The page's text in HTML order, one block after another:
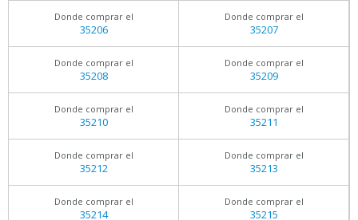
Donde comprar el
35206
Donde comprar el
35207
Donde comprar el
35208
Donde comprar el
35209
Donde comprar el
35210
Donde comprar el
35211
Donde comprar el
35212
Donde comprar el
35213
Donde comprar el
35214
Donde comprar el
35215